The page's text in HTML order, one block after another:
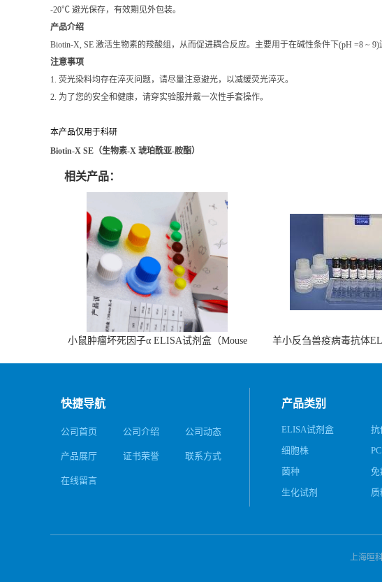
-20℃ 避光保存，有效期见外包装。
产品介绍
Biotin-X, SE 激活生物素的羧酸组，从而促进耦合反应。主要用于在碱性条件下(pH =8 ~
注意事项
1. 荧光染料均存在淬灭问题，请尽量注意避光，以减缓荧光淬灭。
2. 为了您的安全和健康，请穿实验服并戴一次性手套操作。
本产品仅用于科研
Biotin-X SE（生物素-X 琥珀酰亚-胺酯）
相关产品：
小鼠肿瘤坏死因子α ELISA试剂盒（Mouse
羊小反刍兽疫病毒抗体
快捷导航
公司首页 公司介绍 公司动态
产品展厅 证书荣誉 联系方式
在线留言
产品类别
ELISA试剂盒
抗
细胞株
菌种
免
生化试剂
质
上海晅